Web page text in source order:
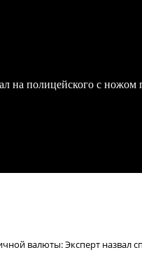
на полицейского с
валюты: Эксперт назвал